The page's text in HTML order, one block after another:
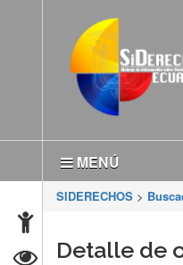
MENÚ
SIDERECHOS >
Detalle de